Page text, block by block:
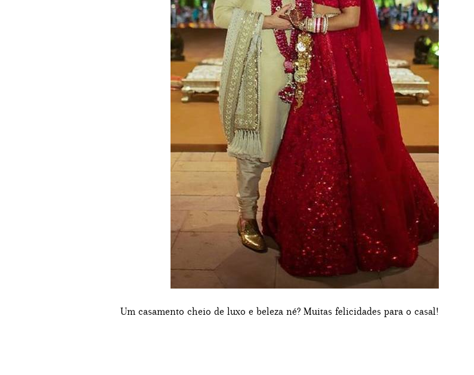
Um casamento cheio de luxo e beleza né? Muitas felicidades para o casal!